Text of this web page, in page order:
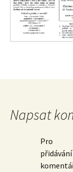
Napsat
Pro
přidávání